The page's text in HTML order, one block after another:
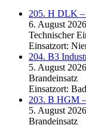
205. H DLK –
6. August 2026
Technischer
Einsatzort:
204. B3
5. August 2026
Brandeinsatz
Einsatzort:
203. B HGM
5. August 2026
Brandeinsatz